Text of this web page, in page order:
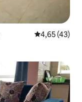
Évaluation
4,65 (43)